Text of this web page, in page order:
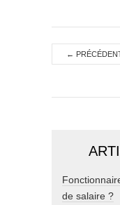
←
de salaire ?